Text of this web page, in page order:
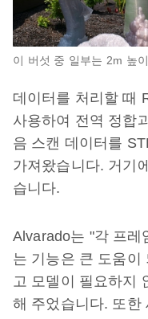
이 버섯 중 일부는 2m 높
데이터를 처리할 때
사용하여 전역 정합
음 스캔 데이터를
가져왔습니다. 거기
습니다.
Alvarado는 "각 프레
는 기능은 큰 도움이
고 모델이 필요하지
해 주었습니다. 또한